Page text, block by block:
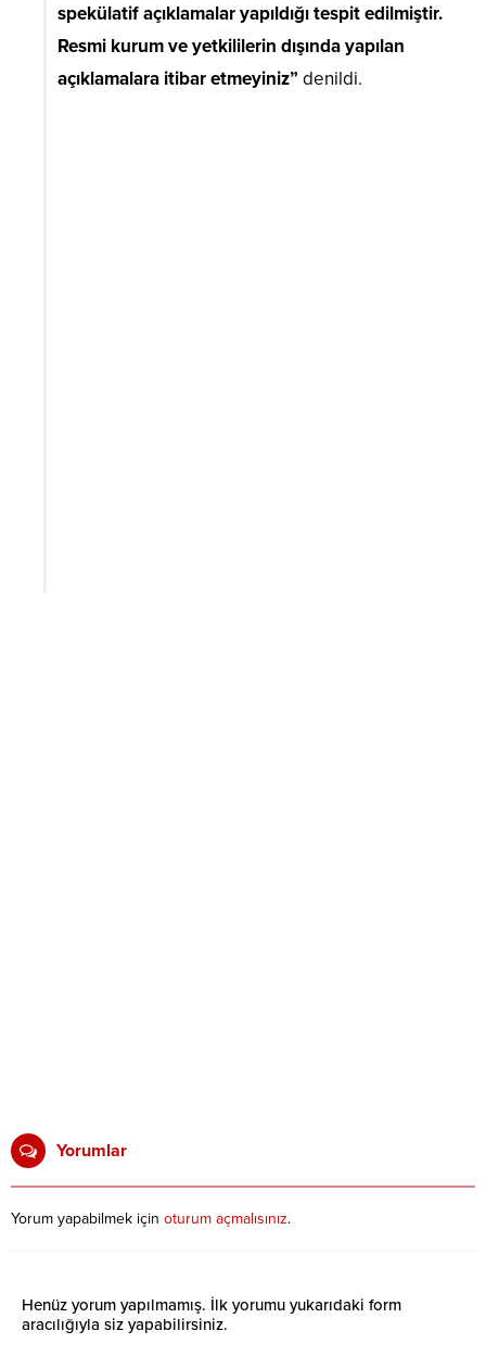
spekülatif açıklamalar yapıldığı tespit edilmiştir.
Resmi kurum ve yetkililerin dışında yapılan
açıklamalara itibar etmeyiniz” denildi.
Yorumlar
Yorum yapabilmek için oturum açmalısınız.
Henüz yorum yapılmamış. İlk yorumu yukarıdaki form
aracılığıyla siz yapabilirsiniz.